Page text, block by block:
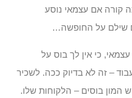
קורה אם עצמאי נוסע
שילם על החופשה…
כי אין לך בוס על
– זה לא בדיוק ככה. לשכיר
המון בוסים – הלקוחות שלו.